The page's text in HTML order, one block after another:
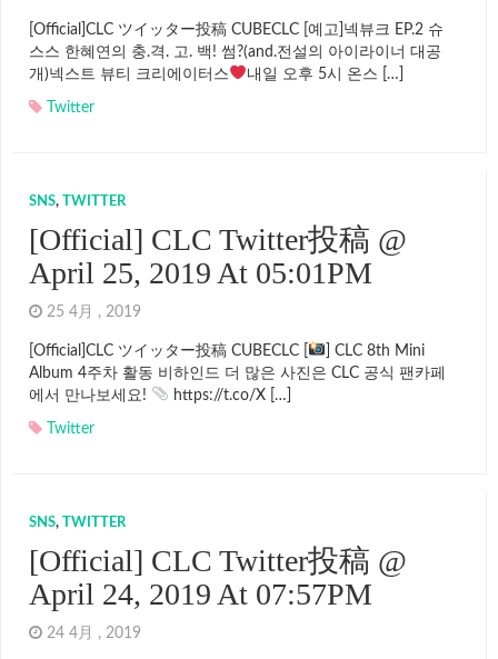
[Official]CLC ツイッター投稿 CUBECLC [예고]넥뷰크 EP.2 슈
스스 한혜연의 충.격. 고. 백! 썸?(and.전설의 아이라이너 대공
개)넥스트 뷰티 크리에이터스
내일 오후 5시 온스 […]
Twitter
SNS, TWITTER
[Official] CLC Twitter投稿 @
April 25, 2019 At 05:01PM
25 4月 , 2019
[Official]CLC ツイッター投稿 CUBECLC [
] CLC 8th Mini
Album 4주차 활동 비하인드 더 많은 사진은 CLC 공식 팬카페
에서 만나보세요!
https://t.co/X […]
Twitter
SNS, TWITTER
[Official] CLC Twitter投稿 @
April 24, 2019 At 07:57PM
24 4月 , 2019